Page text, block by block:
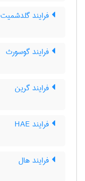
فرایند گلدشمیت
فرایند گوسورث
فرایند گرین
فرایند HAE
فرایند هال